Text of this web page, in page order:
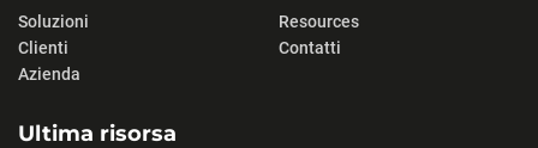
Soluzioni
Clienti
Azienda
Resources
Contatti
Ultima risorsa